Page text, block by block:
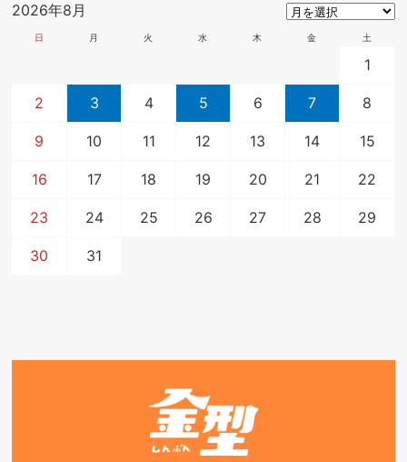
2026年8月
日 月 火 水 木 金 土
1
2 3 4 5 6 7 8
9 10 11 12 13 14 15
16 17 18 19 20 21 22
23 24 25 26 27 28 29
30 31